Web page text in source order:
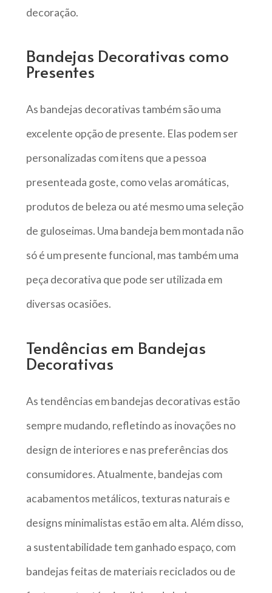
decoração.
Bandejas Decorativas como
Presentes
As bandejas decorativas também são uma
excelente opção de presente. Elas podem ser
personalizadas com itens que a pessoa
presenteada goste, como velas aromáticas,
produtos de beleza ou até mesmo uma seleção
de guloseimas. Uma bandeja bem montada não
só é um presente funcional, mas também uma
peça decorativa que pode ser utilizada em
diversas ocasiões.
Tendências em Bandejas
Decorativas
As tendências em bandejas decorativas estão
sempre mudando, refletindo as inovações no
design de interiores e nas preferências dos
consumidores. Atualmente, bandejas com
acabamentos metálicos, texturas naturais e
designs minimalistas estão em alta. Além disso,
a sustentabilidade tem ganhado espaço, com
bandejas feitas de materiais reciclados ou de